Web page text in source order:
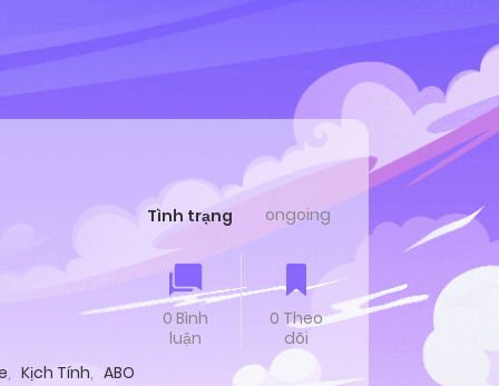
, Kịch Tính, ABO
Tình trạng ongoing
0 Bình
luận
0 Theo
dõi